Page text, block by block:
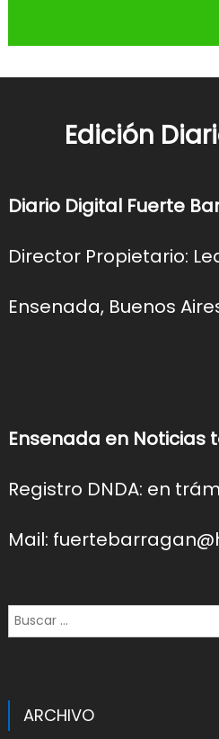
Edición
Diario Digital Fuerte
Director Propietario:
Ensenada, Buenos
Ensenada en Noticias
Registro DNDA: en
Mail:
Buscar:
ARCHIVO